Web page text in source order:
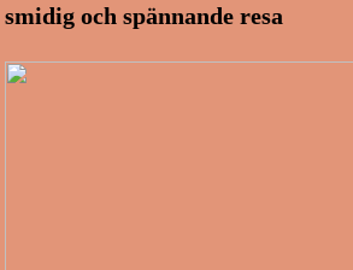
smidig och spännande resa